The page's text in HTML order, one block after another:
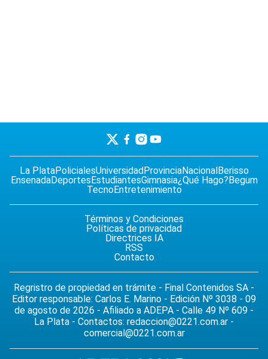
La PlataPolicialesUniversidadProvinciaNacionalBerisso
EnsenadaDeportesEstudiantesGimnasia¿Qué Hago?Begum
TecnoEntretenimiento
Términos y Condiciones
Políticas de privacidad
Directrices IA
RSS
Contacto
Regristro de propiedad en trámite - Final Contenidos SA -
Editor responsable: Carlos E. Marino - Edición Nº 3038 - 09
de agosto de 2026 - Afiliado a ADEPA - Calle 49 Nº 609 -
La Plata - Contactos: redaccion@0221.com.ar -
comercial@0221.com.ar